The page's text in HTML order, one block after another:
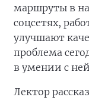
маршруты в
соцсетях,
улучшают
проблема
в умении с
Лектор